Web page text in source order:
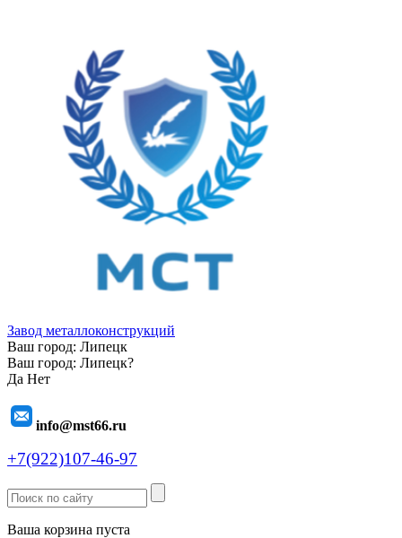
Завод металлоконструкций
Ваш город: Липецк
Ваш город: Липецк?
Да Нет
info@mst66.ru
+7(922)107-46-97
Ваша корзина пуста